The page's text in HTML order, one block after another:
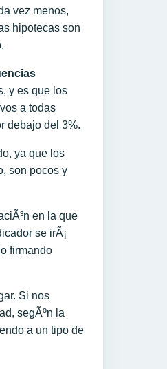
vez menos,
hipotecas son
y es que los
a todas
debajo del 3%.
ya que los
son pocos y
en la que
se irÃ¡
firmando
Si nos
segÃºn la
a un tipo de